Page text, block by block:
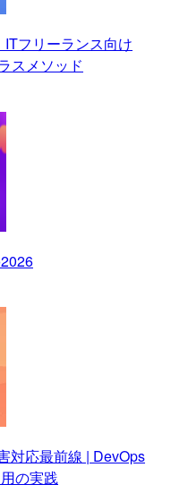
ITフリーランス向け
スメソッド
対応最前線 | DevOps
の実践